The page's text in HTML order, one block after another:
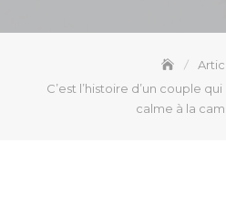
C’est l’histoire d’un couple
calme à la